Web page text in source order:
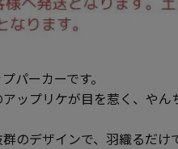
パーカーです。
ップリケが目を惹く、やん
のデザインで、羽織るだけ